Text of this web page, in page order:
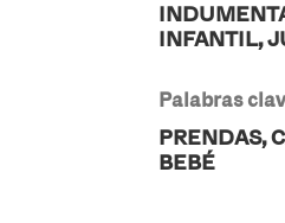
INFANTIL,
Palabras
PRENDAS,
BEBÉ